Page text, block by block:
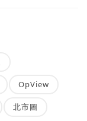
OpView
北市圖